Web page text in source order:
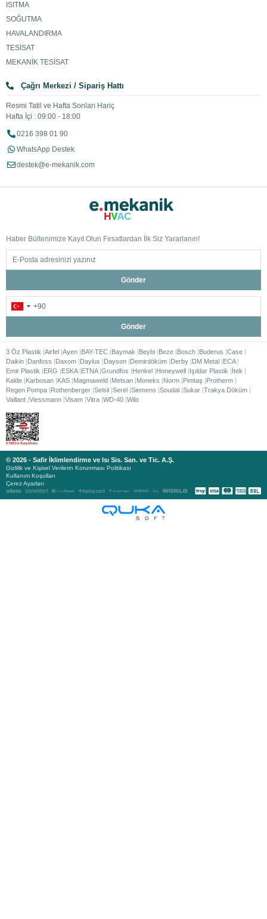
ISITMA
SOĞUTMA
HAVALANDIRMA
TESİSAT
MEKANİK TESİSAT
Çağrı Merkezi / Sipariş Hattı
Resmi Tatil ve Hafta Sonları Hariç
Hafta İçi : 09:00 - 18:00
0216 398 01 90
WhatsApp Destek
destek@e-mekanik.com
Haber Bültenimize Kayıt Olun Fırsatlardan İlk Siz Yararlanın!
Gönder
Gönder
3 Öz Plastik Airfel Ayen BAY-TEC Baymak Beybi Beze Bosch Buderus Case
Daikin Danfoss Daxom Daylux Dayson Demirdöküm Derby DM Metal ECA
Emir Plastik
ERG ESKA ETNA Grundfos Henkel Honeywell Işıldar Plastik
İtek
Kalde Karbosan KAS Magmaweld Metsan Moneks Norm Pimtaş
Protherm
Regen Pompa Rothenberger Selsil Serel Siemens Soudal Sukar Trakya Döküm
Vaillant Viessmann Visam Vitra WD-40 Wilo
© 2026 - Safir İklimlendirme ve Isı Sis. San. ve Tic. A.Ş.
Gizlilik ve Kişisel Verilerin Korunması Politikası
Kullanım Koşulları
Çerez Ayarları